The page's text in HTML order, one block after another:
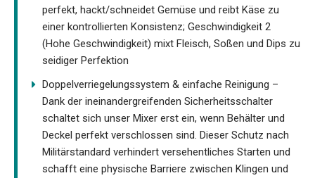
perfekt, hackt/schneidet Gemüse und reibt Käse zu
einer kontrollierten Konsistenz; Geschwindigkeit 2
(Hohe Geschwindigkeit) mixt Fleisch, Soßen und Dips zu
seidiger Perfektion
Doppelverriegelungssystem & einfache Reinigung –
Dank der ineinandergreifenden Sicherheitsschalter
schaltet sich unser Mixer erst ein, wenn Behälter und
Deckel perfekt verschlossen sind. Dieser Schutz nach
Militärstandard verhindert versehentliches Starten und
schafft eine physische Barriere zwischen Klingen und